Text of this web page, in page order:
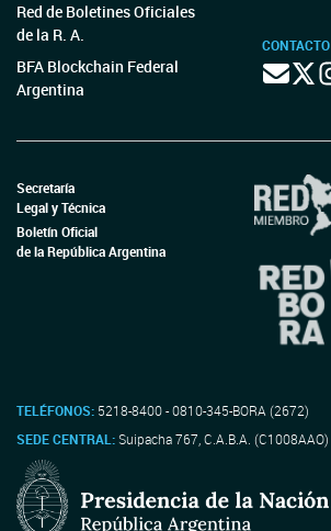
Red de Boletines Oficiales
de la R. A.
BFA Blockchain Federal
Argentina
CONTACTO
Secretaría
Legal y Técnica
Boletín Oficial
de la República Argentina
TELÉFONOS: 5218-8400 - 0810-345-BORA (2672)
SEDE CENTRAL:Suipacha 767, C.A.B.A. (C1008AAO)